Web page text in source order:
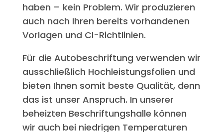
haben – kein Problem. Wir produzieren
auch nach Ihren bereits vorhandenen
Vorlagen und CI-Richtlinien.
Für die Autobeschriftung verwenden wir
ausschließlich Hochleistungsfolien und
bieten Ihnen somit beste Qualität, denn
das ist unser Anspruch. In unserer
beheizten Beschriftungshalle können
wir auch bei niedrigen Temperaturen